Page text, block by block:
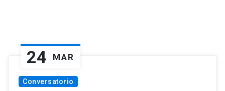
24 MAR
Conversatorio